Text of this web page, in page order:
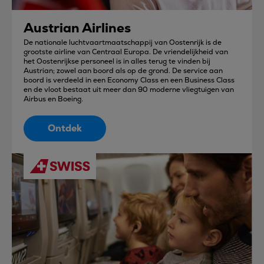
Austrian Airlines
De nationale luchtvaartmaatschappij van Oostenrijk is de
grootste airline van Centraal Europa. De vriendelijkheid van
het Oostenrijkse personeel is in alles terug te vinden bij
Austrian; zowel aan boord als op de grond. De service aan
boord is verdeeld in een Economy Class en een Business Class
en de vloot bestaat uit meer dan 90 moderne vliegtuigen van
Airbus en Boeing.
Ontdek